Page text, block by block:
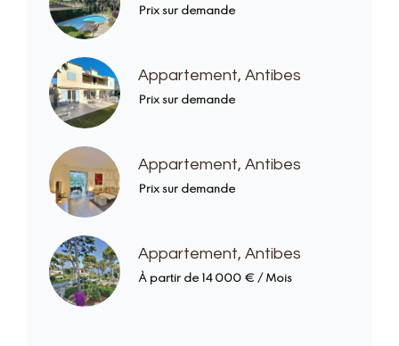
Prix sur demande
Appartement, Antibes
Prix sur demande
Appartement, Antibes
Prix sur demande
Appartement, Antibes
À partir de 14 000 € / Mois